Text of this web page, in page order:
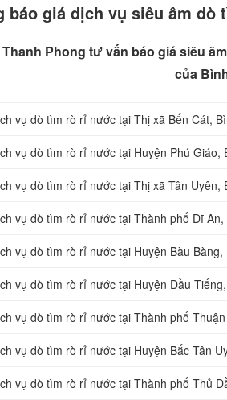
báo giá dịch vụ siêu âm
Thanh Phong tư vấn báo giá siêu
của
vụ dò tìm rò rỉ nước tại Thị xã Bến Cát,
vụ dò tìm rò rỉ nước tại Huyện Phú Giáo,
vụ dò tìm rò rỉ nước tại Thị xã Tân Uyên,
vụ dò tìm rò rỉ nước tại Thành phố Dĩ
vụ dò tìm rò rỉ nước tại Huyện Bàu
vụ dò tìm rò rỉ nước tại Huyện Dầu
vụ dò tìm rò rỉ nước tại Thành phố
vụ dò tìm rò rỉ nước tại Huyện Bắc Tân
vụ dò tìm rò rỉ nước tại Thành phố Thủ